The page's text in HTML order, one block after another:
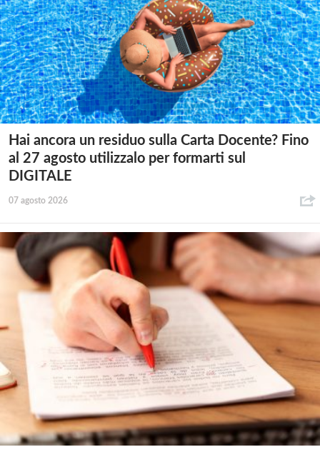
Hai ancora un residuo sulla Carta Docente? Fino
al 27 agosto utilizzalo per formarti sul
DIGITALE
07 agosto 2026